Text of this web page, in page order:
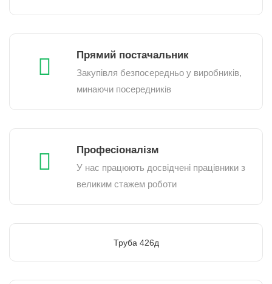
Прямий постачальник
Закупівля безпосередньо у виробників,
минаючи посередників
Професіоналізм
У нас працюють досвідчені працівники з
великим стажем роботи
Труба 426д